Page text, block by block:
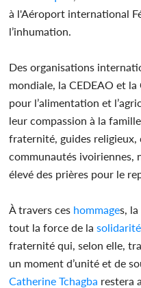
à l'Aéroport international
l’inhumation.
Des organisations
mondiale, la CEDEAO et
pour l’alimentation et
leur compassion à la
fraternité, guides
communautés ivoiriennes,
élevé des prières pour le
À travers ces hommages,
tout la force de la solidarité
fraternité qui, selon elle,
un moment d’unité et de
Catherine Tchagba restera